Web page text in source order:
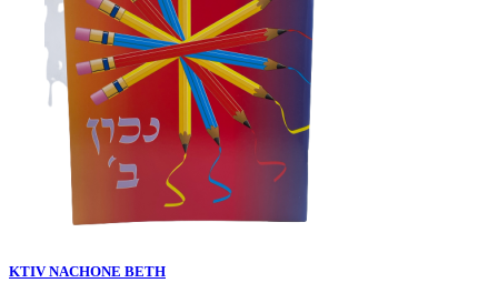
KTIV NACHONE BETH